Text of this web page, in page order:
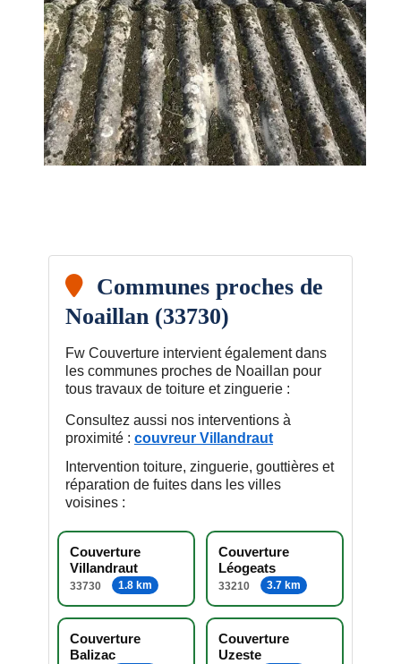
Communes proches de
Noaillan (33730)
Fw Couverture intervient également dans
les communes proches de Noaillan pour
tous travaux de toiture et zinguerie :
Consultez aussi nos interventions à
proximité : couvreur Villandraut
Intervention toiture, zinguerie, gouttières et
réparation de fuites dans les villes
voisines :
Couverture
Villandraut
33730 1.8 km
Couverture
Léogeats
33210 3.7 km
Couverture
Balizac
Couverture
Uzeste